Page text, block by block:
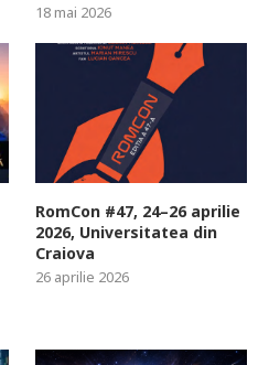
18 mai 2026
RomCon #47, 24–26 aprilie
2026, Universitatea din
Craiova
26 aprilie 2026